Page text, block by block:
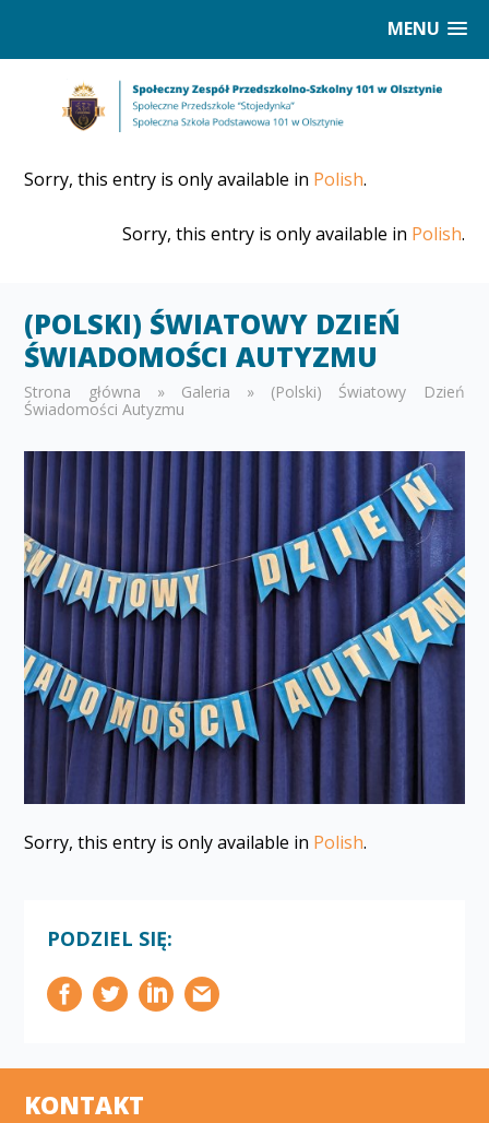
MENU
Sorry, this entry is only available in Polish.
Sorry, this entry is only available in Polish.
(POLSKI) ŚWIATOWY DZIEŃ
ŚWIADOMOŚCI AUTYZMU
Strona główna » Galeria » (Polski) Światowy Dzień
Świadomości Autyzmu
Sorry, this entry is only available in Polish.
PODZIEL SIĘ:
KONTAKT